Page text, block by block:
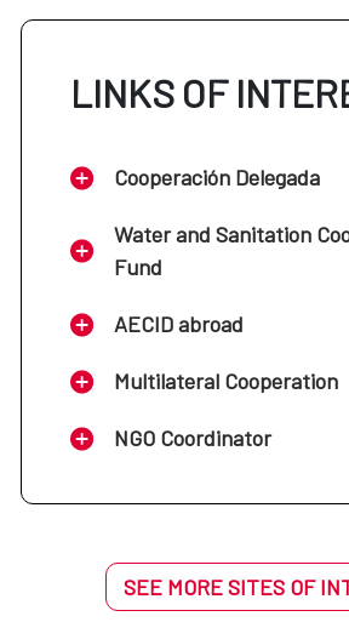
LINKS OF
Cooperación Delegada
Water and Sanitation
Fund
AECID abroad
Multilateral Cooperation
NGO Coordinator
SEE MORE SITES OF